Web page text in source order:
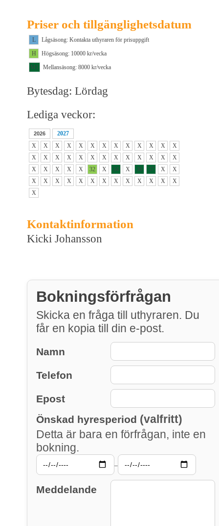
Priser och tillgänglighetsdatum
L
Lågsäsong: Kontakta uthyraren för prisuppgift
H
Högsäsong: 10000 kr/vecka
M1
Mellansäsong: 8000 kr/vecka
Bytesdag: Lördag
Lediga veckor:
2026
2027
X
X X X X X X X X X X X
X
X
X X X X X X X X X X X
X
X
X X X X 32 X 34 X 36 37 X
X
X
X X X X X X X X X X X
X
X
Kontaktinformation
Kicki Johansson
Bokningsförfrågan
Skicka en fråga till uthyraren. Du
får en kopia till din e-post.
Namn
Telefon
Epost
Önskad hyresperiod (valfritt)
Detta är bara en förfrågan, inte en
bokning.
–
Meddelande